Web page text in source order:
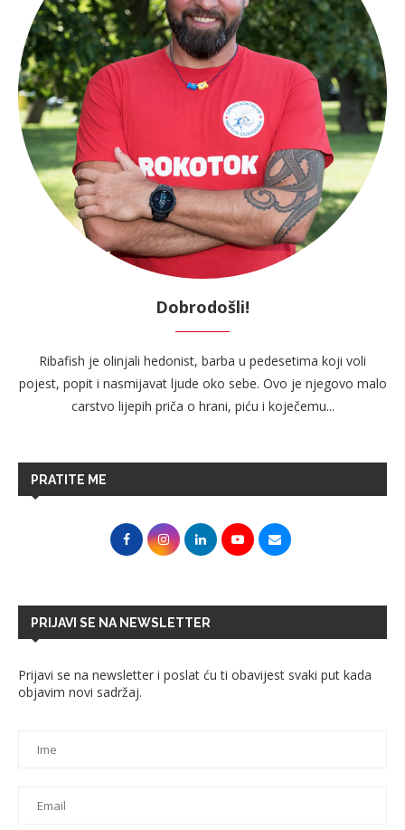
Dobrodošli!
Ribafish je olinjali hedonist, barba u pedesetima koji voli
pojest, popit i nasmijavat ljude oko sebe. Ovo je njegovo malo
carstvo lijepih priča o hrani, piću i koječemu...
PRATITE ME
PRIJAVI SE NA NEWSLETTER
Prijavi se na newsletter i poslat ću ti obavijest svaki put kada
objavim novi sadržaj.